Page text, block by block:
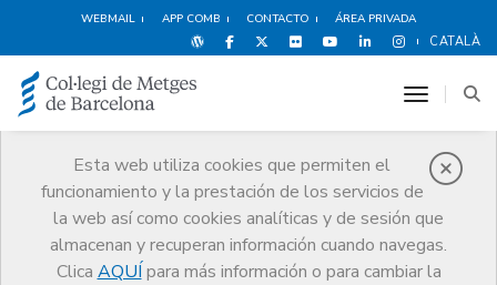
WEBMAIL APP COMB CONTACTO ÁREA PRIVADA
CATALÀ
Esta web utiliza cookies que permiten el
funcionamiento y la prestación de los servicios de
la web así como cookies analíticas y de sesión que
almacenan y recuperan información cuando navegas.
Clica AQUÍ para más información o para cambiar la
toggle
Agenda
Comunicación 17ª Noche de la Profesión de la Anoia